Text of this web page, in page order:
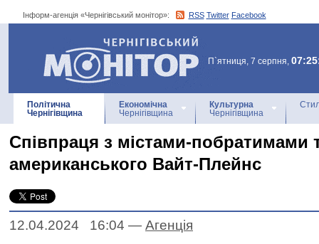
Інформ-агенція «Чернігівський монітор»: RSS Twitter Facebook
Інформ-агенція
«Чернігівський монітор»
П`ятниця, 7 серпня,
Політична
Чернігівщина
Економічна
Чернігівщина
Культурна
Чернігівщина
Співпраця з містами-побратимами
американського Вайт-Плейнс
12.04.2024 16:04 — Агенцiя